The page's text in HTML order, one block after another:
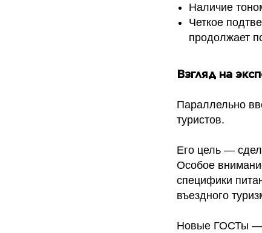
️Наличие
️Четкое
продолжает
Взгляд на
Параллельно
туристов.
Его цель —
Особое
специфики
въездного
Новые ГОСТы —